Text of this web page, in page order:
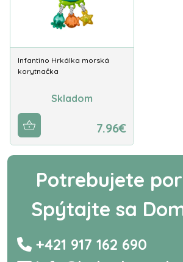
Infantino Hrkálka morská
korytnačka
Skladom
7.96€
Potrebujete
Spýtajte sa
+421 917 162 690